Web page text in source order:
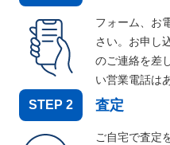
フォーム、お
さい。お申し
のご連絡を差
い営業電話は
STEP 2 査定
ご自宅で査定